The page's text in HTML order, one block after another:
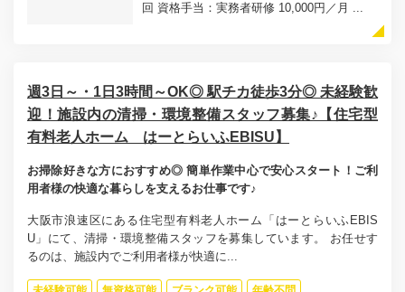
回 資格手当：実務者研修 10,000円／月 ...
週3日～・1日3時間～OK◎ 駅チカ徒歩3分◎ 未経験歓
迎！施設内の清掃・環境整備スタッフ募集♪【住宅型
有料老人ホーム はーとらいふEBISU】
お掃除好きな方におすすめ◎ 簡単作業中心で安心スタート！ご利
用者様の快適な暮らしを支えるお仕事です♪
大阪市浪速区にある住宅型有料老人ホーム「はーとらいふEBIS
U」にて、清掃・環境整備スタッフを募集しています。 お任せす
るのは、施設内でご利用者様が快適に...